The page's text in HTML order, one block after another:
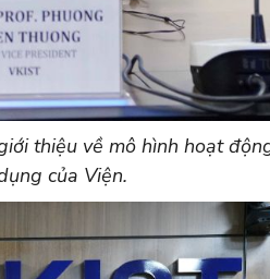
thiệu về mô hình hoạt
của Viện.